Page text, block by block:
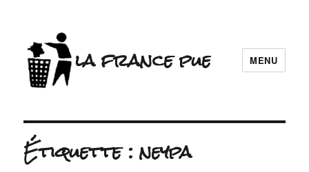
la france pue MENU
Étiquette :neypa